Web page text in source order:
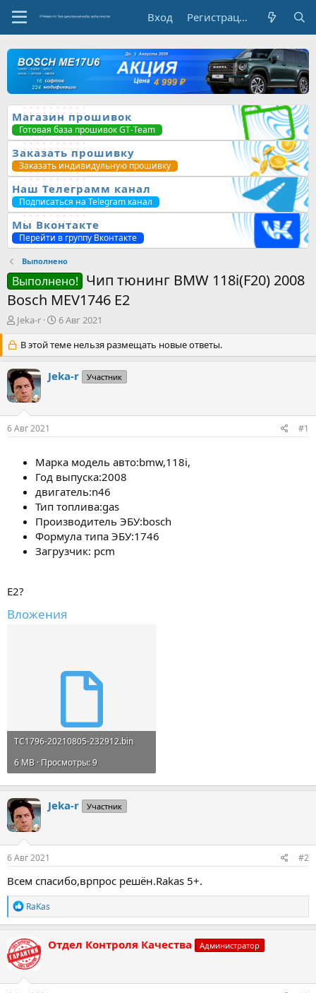
Вход Регистрация
Магазин прошивок
Готовая база прошивок GT-Team
Заказать прошивку
Заказать индивидульную прошивку
Наш Телеграмм канал
Подписаться на Telegram канал
Мы Вконтакте
Перейти в группу Вконтакте
Выполнено
Выполнено! Чип тюнинг BMW 118i(F20) 2008
Bosch MEV1746 E2
А
т
о
р
т
е
Jeka-r
Д
т
а
н
а
6 Авг 2021
В этой теме нельзя размещать новые ответы.
Jeka-r Участник
6 Авг 2021 #1
Марка модель авто:bmw,118i,
Год выпуска:2008
двигатель:n46
Тип топлива:gas
Производитель ЭБУ:bosch
Формула типа ЭБУ:1746
Загрузчик: pcm
Е2?
Вложения
TC1796-20210805-232912.bin
6 MB · Просмотры: 9
Jeka-r Участник
6 Авг 2021 #2
Всем спасибо,врпрос решён.Rakas 5+.
Р
е
а
к
ц
и
и
:
RaKas
Отдел Контроля Качества Администратор